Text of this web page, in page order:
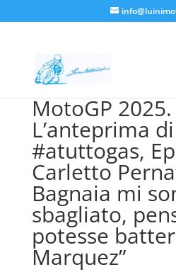
MotoGP 2025.
L’anteprima di
#atuttogas,
Carletto
Bagnaia mi
sbagliato,
potesse
Marquez”